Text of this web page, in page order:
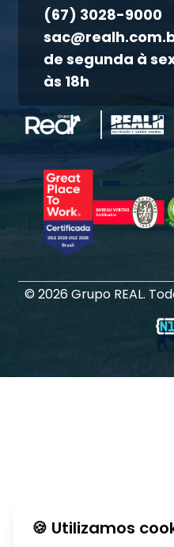
Atendimento ao
Canal de ética
(67) 3028-9000
de segunda à
às 18h
©2026Grupo REAL.
🍪 Utilizamos